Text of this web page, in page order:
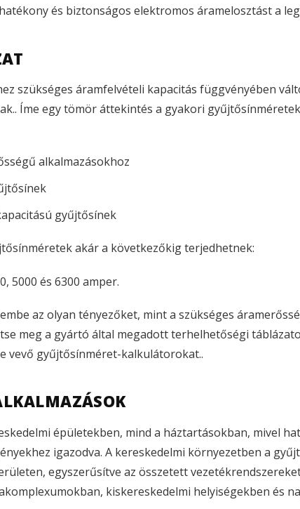
és biztonságos elektromos áramelosztást a
szükséges áramfelvételi kapacitás függvényében
. Íme egy tömör áttekintés a gyakori
alkalmazásokhoz
gyűjtősínek
akár a következőkig terjedhetnek:
5000 és 6300 amper.
az olyan tényezőket, mint a szükséges
meg a gyártó által megadott terhelhetőségi
vevő gyűjtősínméret-kalkulátorokat..
épületekben, mind a háztartásokban, mivel
igazodva. A kereskedelmi környezetben a
egyszerűsítve az összetett
kiskereskedelmi helyiségekben és